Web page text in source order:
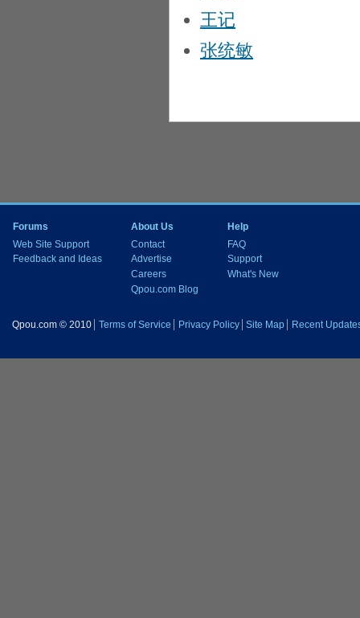
王记
张统敏
Forums
Web Site Support
Feedback and Ideas
About Us
Contact
Advertise
Careers
Qpou.com Blog
Help
FAQ
Support
What's New
Qpou.com © 2010 Terms of Service Privacy Policy Site Map Recent